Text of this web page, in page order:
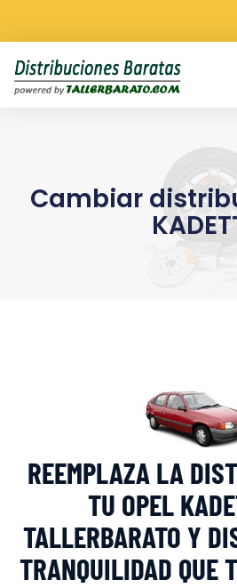
Cambiar
REEMPLAZA LA
TU OPEL
TALLERBARATO Y
TRANQUILIDAD QUE